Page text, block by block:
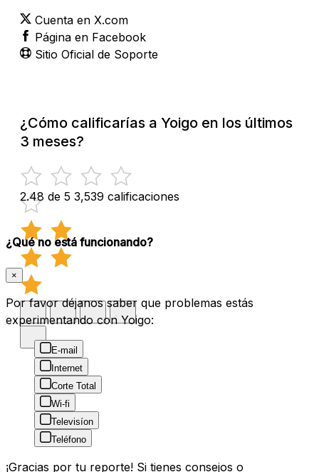
Cuenta en X.com
Página en Facebook
Sitio Oficial de Soporte
¿Cómo calificarías a Yoigo en los últimos
3 meses?
2.48 de 5 3,539 calificaciones
¿Qué no está funcionando?
×
Por favor déjanos saber que problemas estás
experimentando con Yoigo:
E-mail
Internet
Corte Total
Wi-fi
Televisíon
Teléfono
¡Gracias por tu reporte! Si tienes consejos o